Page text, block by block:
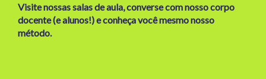
Visite nossas salas de aula, converse com nosso corpo
docente (e alunos!) e conheça você mesmo nosso
método.